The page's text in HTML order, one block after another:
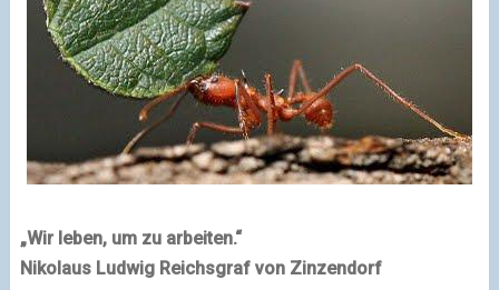
„Wir leben, um zu arbeiten.“
Nikolaus Ludwig Reichsgraf von Zinzendorf